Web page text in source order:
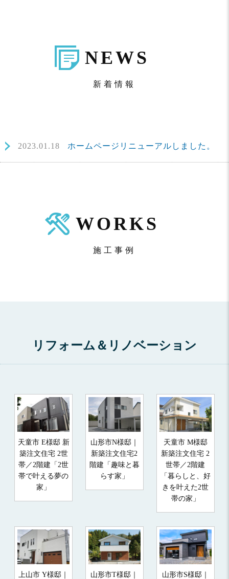
NEWS
新着情報
2023.01.18 ホームページリニューアルしました。
WORKS
施工事例
リフォーム＆リノベーション
天童市 E様邸 新
築注文住宅 2世
帯／2階建「2世
帯で叶える夢の
家」
山形市N様邸｜
新築注文住宅2
階建「趣味と暮
らす家」
天童市 M様邸
新築注文住宅 2
世帯／2階建
「暮らしと、好
きを叶えた2世
帯の家」
上山市 Y様邸｜
山形市T様邸｜
山形市S様邸｜